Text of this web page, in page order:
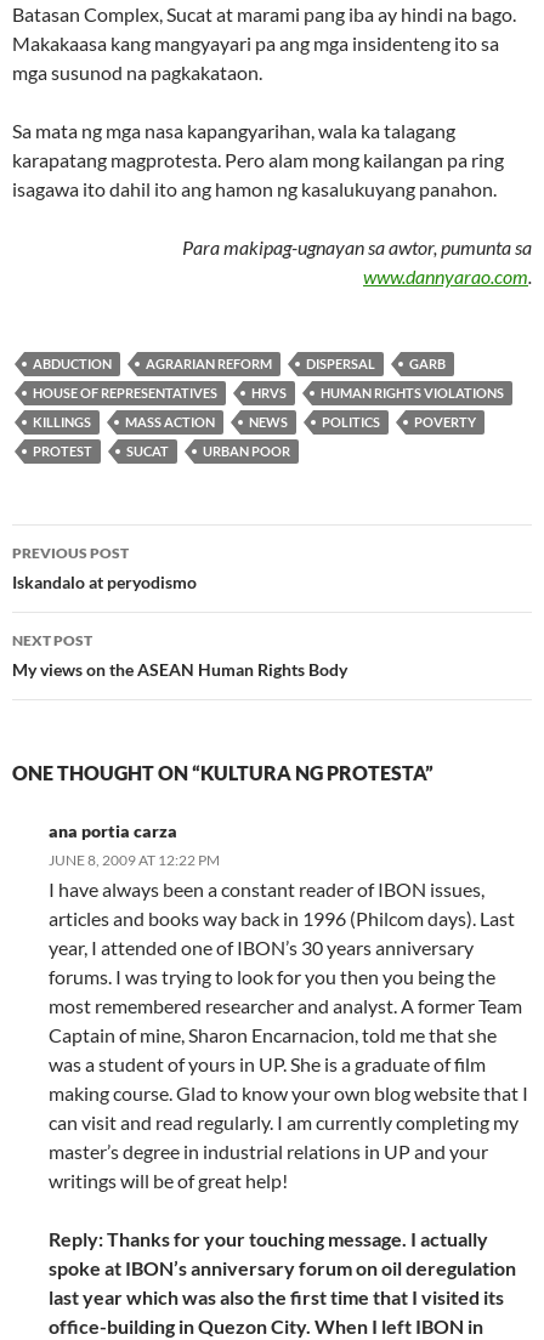
Batasan Complex, Sucat at marami pang iba ay hindi na bago.
Makakaasa kang mangyayari pa ang mga insidenteng ito sa
mga susunod na pagkakataon.
Sa mata ng mga nasa kapangyarihan, wala ka talagang
karapatang magprotesta. Pero alam mong kailangan pa ring
isagawa ito dahil ito ang hamon ng kasalukuyang panahon.
Para makipag-ugnayan sa awtor, pumunta sa
www.dannyarao.com.
ABDUCTION AGRARIAN REFORM DISPERSAL
GARB
HOUSE OF REPRESENTATIVES
HRVS
HUMAN RIGHTS VIOLATIONS
KILLINGS
MASS ACTION NEWS POLITICS
POVERTY
PROTEST
SUCAT URBAN POOR
Post
navigation
PREVIOUS POST
Iskandalo at peryodismo
NEXT POST
My views on the ASEAN Human Rights Body
ONE THOUGHT ON “KULTURA NG PROTESTA”
ana portia carza
JUNE 8, 2009 AT 12:22 PM
I have always been a constant reader of IBON issues,
articles and books way back in 1996 (Philcom days). Last
year, I attended one of IBON’s 30 years anniversary
forums. I was trying to look for you then you being the
most remembered researcher and analyst. A former Team
Captain of mine, Sharon Encarnacion, told me that she
was a student of yours in UP. She is a graduate of film
making course. Glad to know your own blog website that I
can visit and read regularly. I am currently completing my
master’s degree in industrial relations in UP and your
writings will be of great help!
Reply: Thanks for your touching message. I actually
spoke at IBON’s anniversary forum on oil deregulation
last year which was also the first time that I visited its
office-building in Quezon City. When I left IBON in